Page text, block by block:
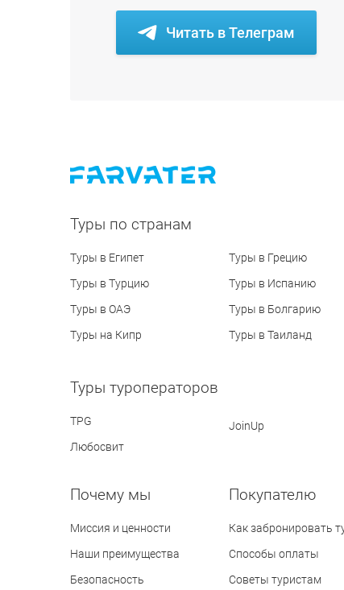
Читать в Телеграм
Туры по странам
Туры в Египет
Туры в Турцию
Туры в ОАЭ
Туры на Кипр
Туры в Грецию
Туры в Испанию
Туры в Болгарию
Туры в Таиланд
Туры туроператоров
TPG
Любосвит
JoinUp
Почему мы
Миссия и ценности
Наши преимущества
Безопасность
Покупателю
Как забронировать
Способы оплаты
Советы туристам